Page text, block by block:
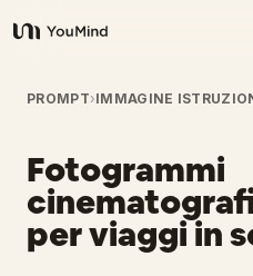
YouMind
Panoramica
Casi d'uso
Abilità
PROMPT›IMMAGINE
Fotogrammi
per viaggi in